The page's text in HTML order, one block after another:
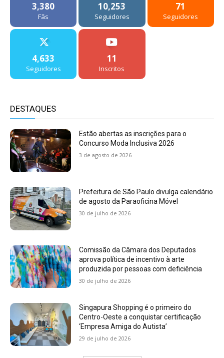
3,380
Fãs
10,253
Seguidores
71
Seguidores
4,633
Seguidores
11
Inscritos
DESTAQUES
Estão abertas as inscrições para o
Concurso Moda Inclusiva 2026
3 de agosto de 2026
Prefeitura de São Paulo divulga calendário
de agosto da Paraoficina Móvel
30 de julho de 2026
Comissão da Câmara dos Deputados
aprova política de incentivo à arte
produzida por pessoas com deficiência
30 de julho de 2026
Singapura Shopping é o primeiro do
Centro-Oeste a conquistar certificação
‘Empresa Amiga do Autista’
29 de julho de 2026